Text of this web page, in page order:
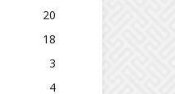
20
18
3
4